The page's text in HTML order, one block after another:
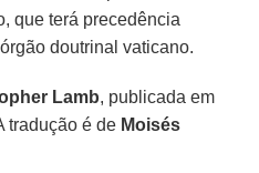
que terá precedência
doutrinal vaticano.
Lamb, publicada em
tradução é de Moisés